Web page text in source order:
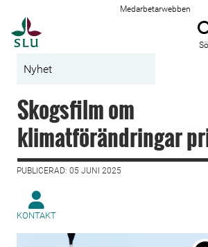
Medarbetarwebben
Nyhet
Skogsfilm om
klimatförändringar
PUBLICERAD: 05 JUNI 2025
KONTAKT